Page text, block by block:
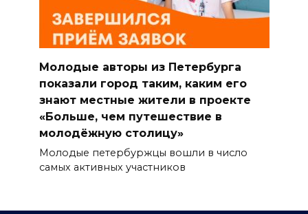
Молодые авторы из Петербурга
показали город таким, каким его
знают местные жители в проекте
«Больше, чем путешествие в
молодёжную столицу»
Молодые петербуржцы вошли в число
самых активных участников